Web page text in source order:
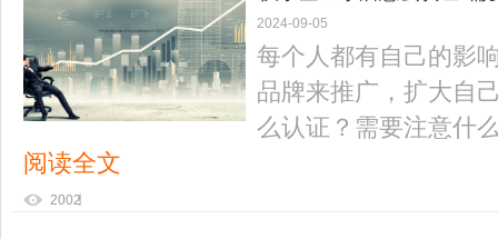
2024-09-05
每个人都有自己的影
品牌来推广，扩大自
么认证？需要注意什
阅读全文
2002